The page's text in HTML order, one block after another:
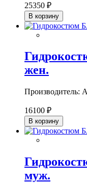
25350 ₽
В корзину
жен.
Производитель:
16100 ₽
В корзину
муж.